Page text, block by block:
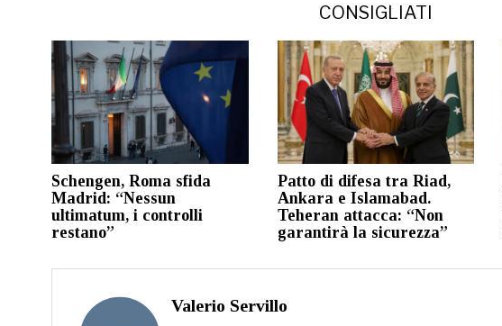
CONSIGLIATI
Schengen, Roma sfida
Madrid: “Nessun
ultimatum, i controlli
restano”
Patto di difesa tra Riad,
Ankara e Islamabad.
Teheran attacca: “Non
garantirà la sicurezza”
Valerio Servillo